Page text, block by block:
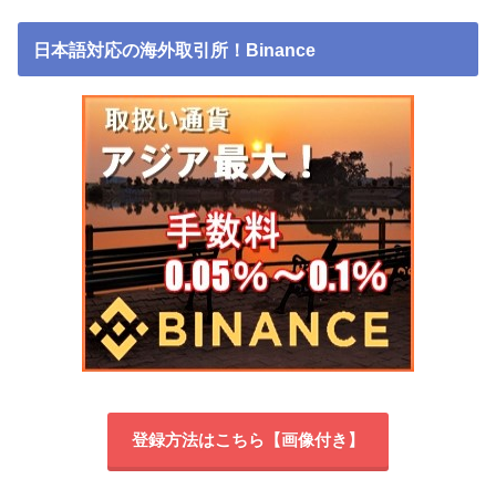
日本語対応の海外取引所！Binance
登録方法はこちら【画像付き】